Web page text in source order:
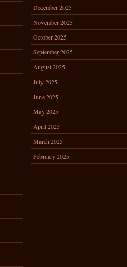
December 2025
November 2025
October 2025
September 2025
August 2025
July 2025
June 2025
May 2025
April 2025
March 2025
February 2025